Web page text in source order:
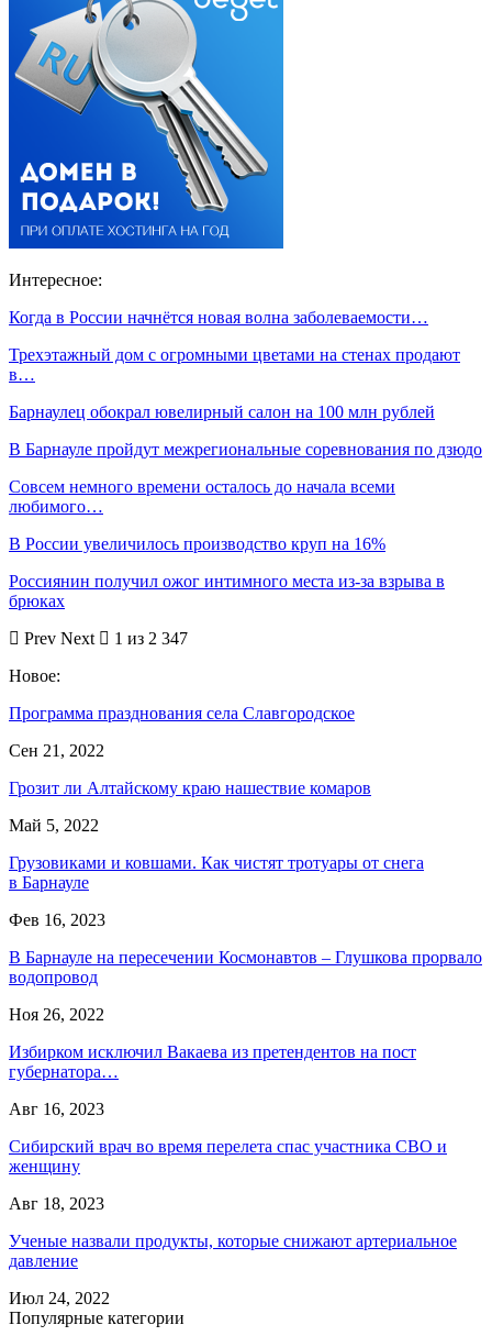
Интересное:
Когда в России начнётся новая волна заболеваемости…
Трехэтажный дом с огромными цветами на стенах продают
в…
Барнаулец обокрал ювелирный салон на 100 млн рублей
В Барнауле пройдут межрегиональные соревнования по дзюдо
Совсем немного времени осталось до начала всеми
любимого…
В России увеличилось производство круп на 16%
Россиянин получил ожог интимного места из-за взрыва в
брюках
Prev Next
1 из 2 347
Новое:
Программа празднования села Славгородское
Сен 21, 2022
Грозит ли Алтайскому краю нашествие комаров
Май 5, 2022
Грузовиками и ковшами. Как чистят тротуары от снега
в Барнауле
Фев 16, 2023
В Барнауле на пересечении Космонавтов – Глушкова прорвало
водопровод
Ноя 26, 2022
Избирком исключил Вакаева из претендентов на пост
губернатора…
Авг 16, 2023
Сибирский врач во время перелета спас участника СВО и
женщину
Авг 18, 2023
Ученые назвали продукты, которые снижают артериальное
давление
Июл 24, 2022
Популярные категории